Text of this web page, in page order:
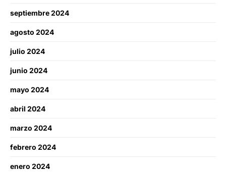
septiembre 2024
agosto 2024
julio 2024
junio 2024
mayo 2024
abril 2024
marzo 2024
febrero 2024
enero 2024